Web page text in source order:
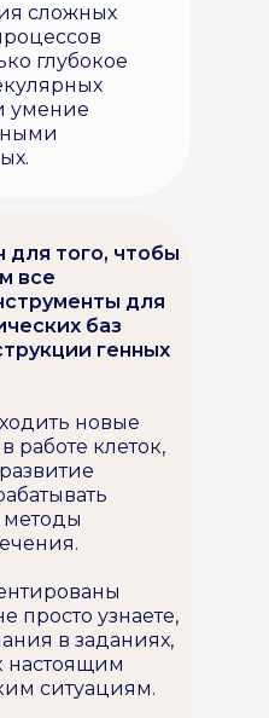
сложных
глубокое
умение
для того, чтобы
все
для
баз
генных
новые
работе клеток,
просто узнаете,
в заданиях,
настоящим
ситуациям.